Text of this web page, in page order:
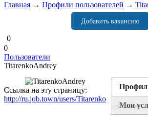
Главная → Профили пользователей →
Добавить вакансию
0
0
Пользователи
TitarenkoAndrey
Ссылка на эту страницу:
http://ru.job.town/users/Titarenko
Мои